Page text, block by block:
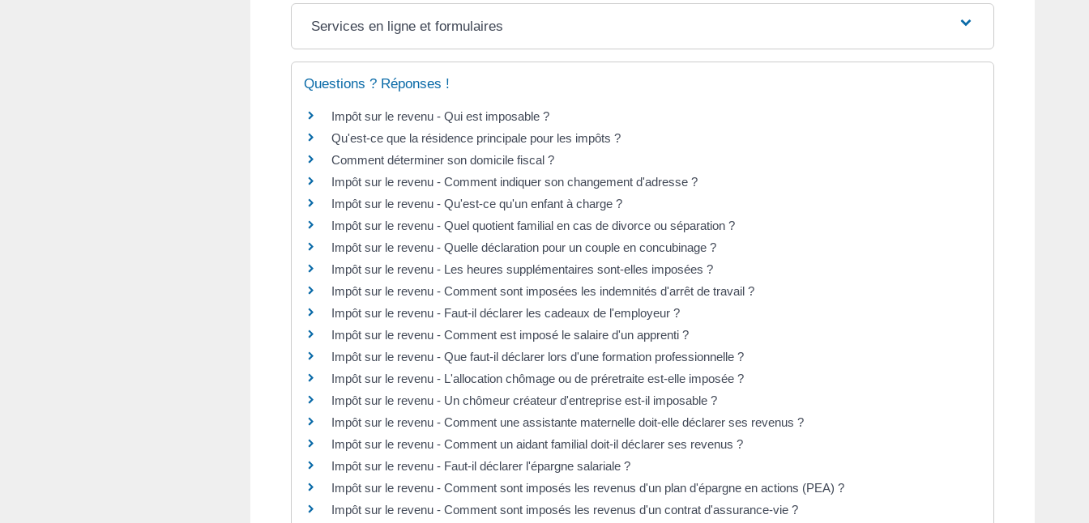
Services en ligne et formulaires
Questions ? Réponses !
Impôt sur le revenu - Qui est imposable ?
Qu'est-ce que la résidence principale pour les impôts ?
Comment déterminer son domicile fiscal ?
Impôt sur le revenu - Comment indiquer son changement d'adresse ?
Impôt sur le revenu - Qu'est-ce qu'un enfant à charge ?
Impôt sur le revenu - Quel quotient familial en cas de divorce ou séparation ?
Impôt sur le revenu - Quelle déclaration pour un couple en concubinage ?
Impôt sur le revenu - Les heures supplémentaires sont-elles imposées ?
Impôt sur le revenu - Comment sont imposées les indemnités d'arrêt de travail ?
Impôt sur le revenu - Faut-il déclarer les cadeaux de l'employeur ?
Impôt sur le revenu - Comment est imposé le salaire d'un apprenti ?
Impôt sur le revenu - Que faut-il déclarer lors d'une formation professionnelle ?
Impôt sur le revenu - L'allocation chômage ou de préretraite est-elle imposée ?
Impôt sur le revenu - Un chômeur créateur d'entreprise est-il imposable ?
Impôt sur le revenu - Comment une assistante maternelle doit-elle déclarer ses revenus ?
Impôt sur le revenu - Comment un aidant familial doit-il déclarer ses revenus ?
Impôt sur le revenu - Faut-il déclarer l'épargne salariale ?
Impôt sur le revenu - Comment sont imposés les revenus d'un plan d'épargne en actions (PEA) ?
Impôt sur le revenu - Comment sont imposés les revenus d'un contrat d'assurance-vie ?